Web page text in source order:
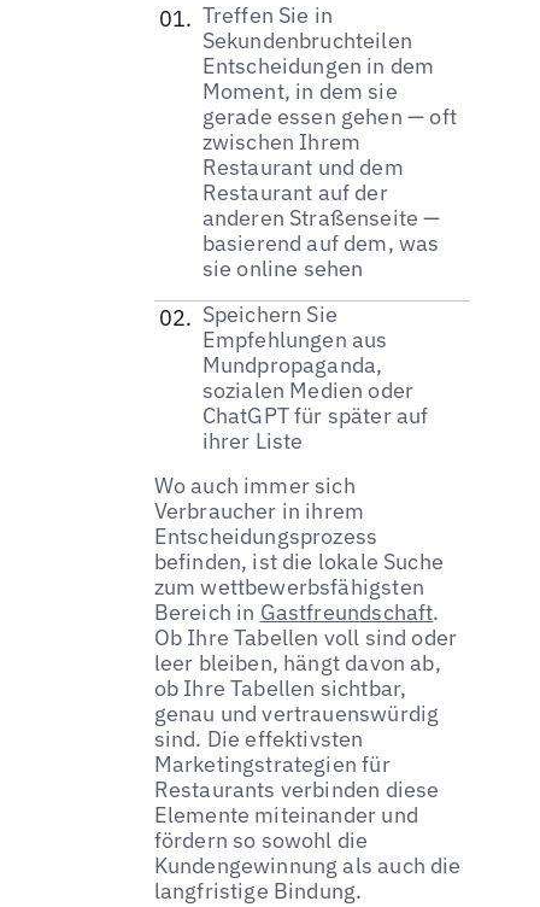
Treffen Sie in
Sekundenbruchteilen
Entscheidungen in dem
Moment, in dem sie
gerade essen gehen — oft
zwischen Ihrem
Restaurant und dem
Restaurant auf der
anderen Straßenseite —
basierend auf dem, was
sie online sehen
Speichern Sie
Empfehlungen aus
Mundpropaganda,
sozialen Medien oder
ChatGPT für später auf
ihrer Liste
Wo auch immer sich
Verbraucher in ihrem
Entscheidungsprozess
befinden, ist die lokale Suche
zum wettbewerbsfähigsten
Bereich in Gastfreundschaft.
Ob Ihre Tabellen voll sind oder
leer bleiben, hängt davon ab,
ob Ihre Tabellen sichtbar,
genau und vertrauenswürdig
sind. Die effektivsten
Marketingstrategien für
Restaurants verbinden diese
Elemente miteinander und
fördern so sowohl die
Kundengewinnung als auch die
langfristige Bindung.